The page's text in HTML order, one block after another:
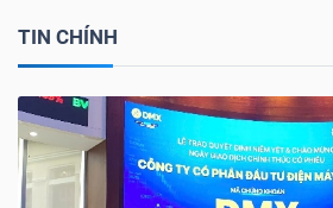
TIN CHÍNH